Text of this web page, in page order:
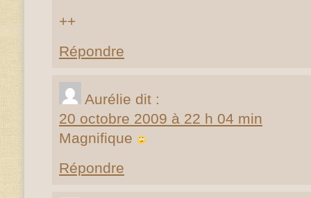
++
Répondre
Aurélie dit :
20 octobre 2009 à 22 h 04 min
Magnifique
Répondre